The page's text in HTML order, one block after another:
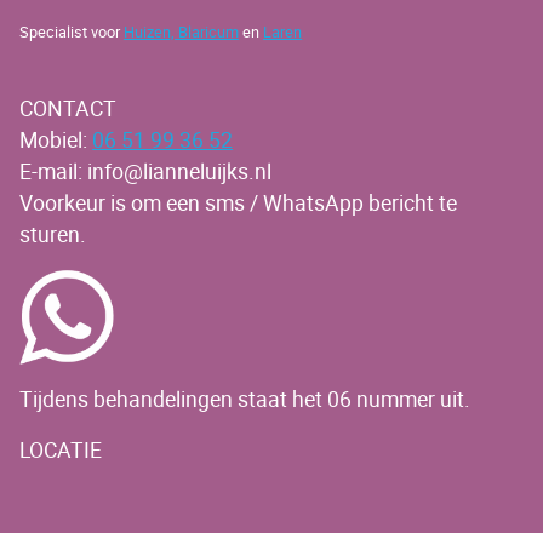
Specialist voor Huizen, Blaricumen Laren
CONTACT
Mobiel: 06 51 99 36 52
E-mail: info@lianneluijks.nl
Voorkeur is om een sms / WhatsApp bericht te
sturen.
Tijdens behandelingen staat het 06 nummer uit.
LOCATIE